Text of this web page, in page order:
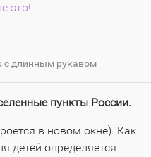
это!
с длинным рукавом
пункты России.
в новом окне). Как
детей определяется